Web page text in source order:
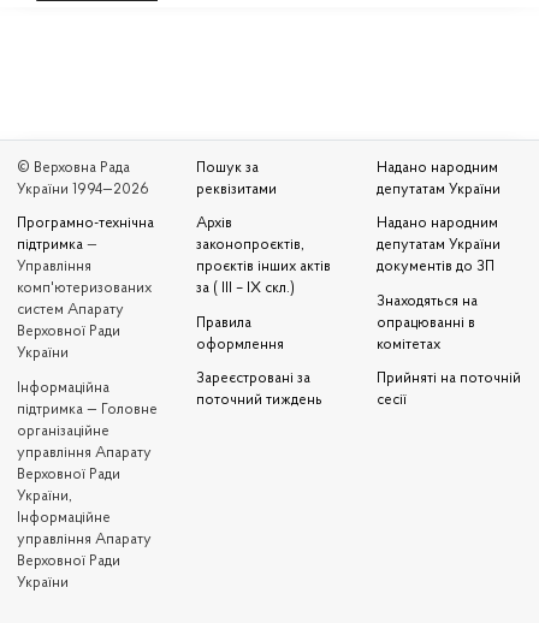
© Верховна Рада
України 1994—2026
Програмно-технічна
підтримка —
Управління
комп'ютеризованих
систем Апарату
Верховної Ради
України
Iнформаційна
підтримка — Головне
організаційне
управління Апарату
Верховної Ради
України,
Інформаційне
управління Апарату
Верховної Ради
України
Пошук за
реквізитами
Архів
законопроєктів,
проєктів інших актів
за ( III – IX скл.)
Правила
оформлення
Зареєстровані за
поточний тиждень
Надано народним
депутатам України
Надано народним
депутатам України
документів до ЗП
Знаходяться на
опрацюванні в
комітетах
Прийняті на поточній
сесії